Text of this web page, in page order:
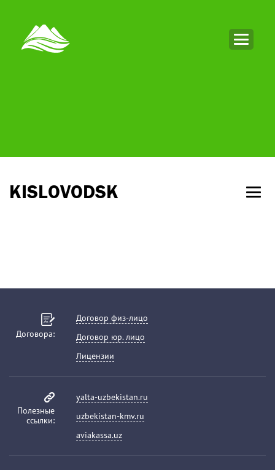
KISLOVODSK
Договора:
Договор физ-лицо
Договор юр. лицо
Лицензии
Полезные
ссылки:
yalta-uzbekistan.ru
uzbekistan-kmv.ru
aviakassa.uz